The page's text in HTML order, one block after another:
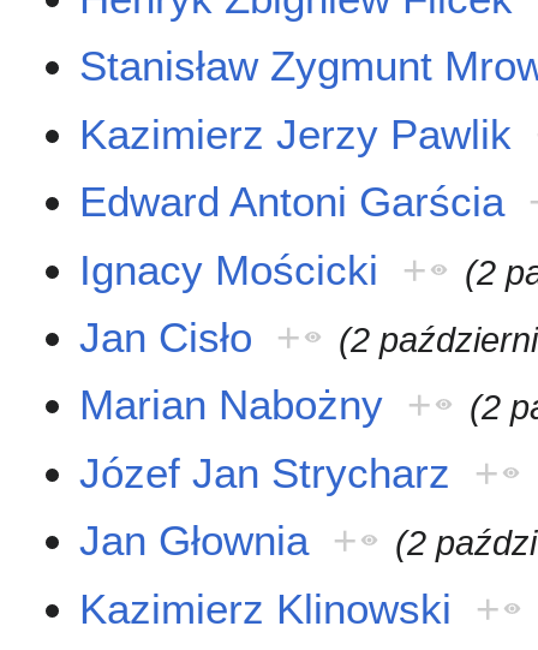
Stanisław Zygmunt
Kazimierz Jerzy Pawlik
Edward Antoni Garścia
Ignacy Mościcki
+ (2
Jan Cisło + (2
Marian Nabożny + (2
Józef Jan Strycharz +
Jan Głownia + (2
Kazimierz Klinowski
+